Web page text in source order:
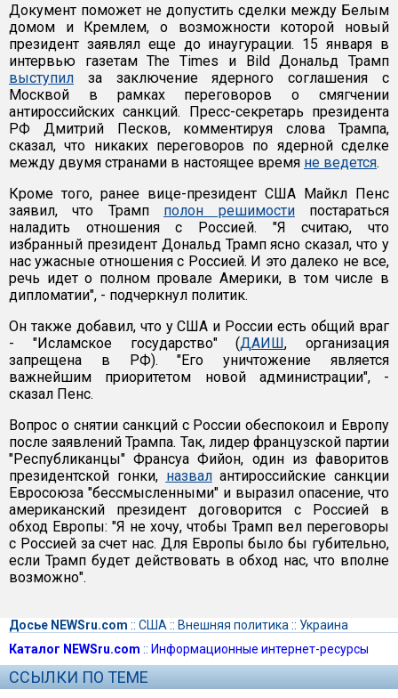
Документ поможет не допустить сделки между Белым
домом и Кремлем, о возможности которой новый
президент заявлял еще до инаугурации. 15 января в
интервью газетам The Times и Bild Дональд Трамп
выступил за заключение ядерного соглашения с
Москвой в рамках переговоров о смягчении
антироссийских санкций. Пресс-секретарь президента
РФ Дмитрий Песков, комментируя слова Трампа,
сказал, что никаких переговоров по ядерной сделке
между двумя странами в настоящее время не ведется.
Кроме того, ранее вице-президент США Майкл Пенс
заявил, что Трамп полон решимостипостараться
наладить отношения с Россией. "Я считаю, что
избранный президент Дональд Трамп ясно сказал, что у
нас ужасные отношения с Россией. И это далеко не все,
речь идет о полном провале Америки, в том числе в
дипломатии", - подчеркнул политик.
Он также добавил, что у США и России есть общий враг
- "Исламское государство" (ДАИШ, организация
запрещена в РФ). "Его уничтожение является
важнейшим приоритетом новой администрации", -
сказал Пенс.
Вопрос о снятии санкций с России обеспокоил и Европу
после заявлений Трампа. Так, лидер французской партии
"Республиканцы" Франсуа Фийон, один из фаворитов
президентской гонки, назвалантироссийские санкции
Евросоюза "бессмысленными" и выразил опасение, что
американский президент договорится с Россией в
обход Европы: "Я не хочу, чтобы Трамп вел переговоры
с Россией за счет нас. Для Европы было бы губительно,
если Трамп будет действовать в обход нас, что вполне
возможно".
Досье NEWSru.com :: США :: Внешняя политика :: Украина
Каталог NEWSru.com :: Информационные интернет-ресурсы
ССЫЛКИ ПО ТЕМЕ